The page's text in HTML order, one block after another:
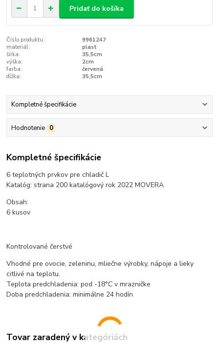
Pridať do košíka
Číslo produktu:
9961247
materiál:
plast
šírka:
35,5cm
výška:
2cm
farba:
červená
dĺžka:
35,5cm
Kompletné špecifikácie
Hodnotenie 0
Kompletné špecifikácie
6 teplotných prvkov pre chladič L
Katalóg: strana 200 katalógový rok 2022 MOVERA
Obsah:
6 kusov
Kontrolované čerstvé
Vhodné pre ovocie, zeleninu, mliečne výrobky, nápoje a lieky
citlivé na teplotu.
Teplota predchladenia: pod -18°C v mrazničke
Doba predchladenia: minimálne 24 hodín
Tovar zaradený v kategóriách